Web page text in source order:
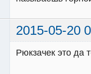
2015-05-20
Рюкзачек это да